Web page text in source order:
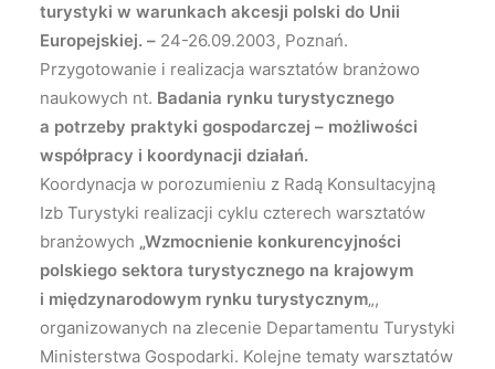
turystyki w warunkach akcesji polski do Unii
Europejskiej. – 24-26.09.2003, Poznań.
Przygotowanie i realizacja warsztatów branżowo
naukowych nt. Badania rynku turystycznego
a potrzeby praktyki gospodarczej – możliwości
współpracy i koordynacji działań.
Koordynacja w porozumieniu z Radą Konsultacyjną
Izb Turystyki realizacji cyklu czterech warsztatów
branżowych „Wzmocnienie konkurencyjności
polskiego sektora turystycznego na krajowym
i międzynarodowym rynku turystycznym„,
organizowanych na zlecenie Departamentu Turystyki
Ministerstwa Gospodarki. Kolejne tematy warsztatów